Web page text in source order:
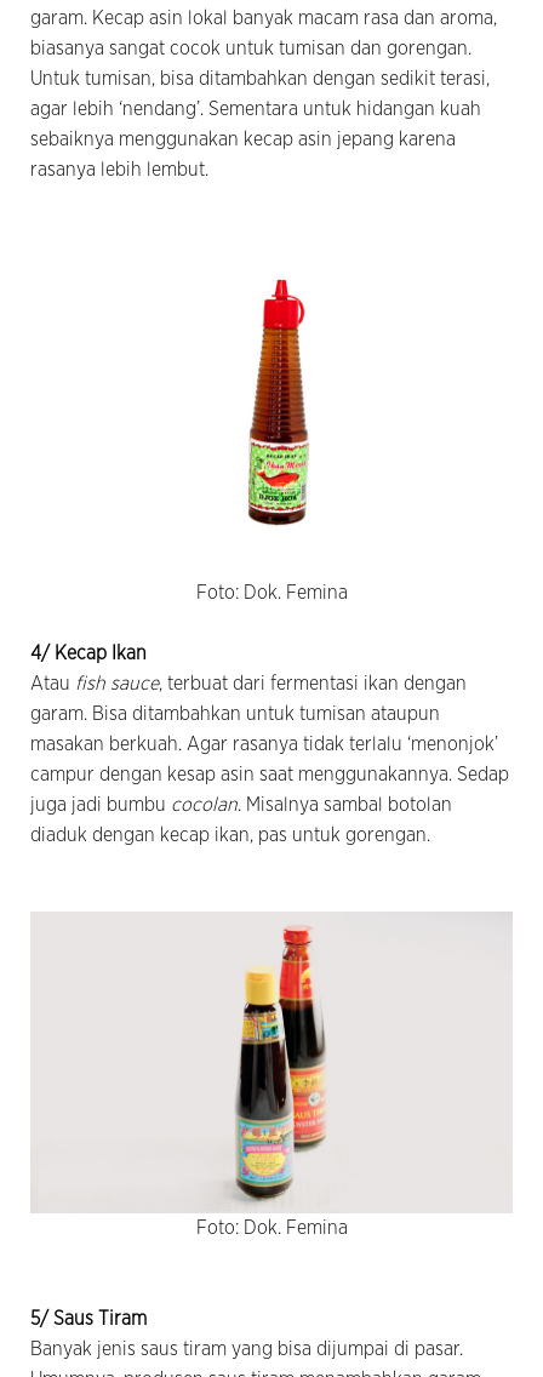
garam. Kecap asin lokal banyak macam rasa dan aroma,
biasanya sangat cocok untuk tumisan dan gorengan.
Untuk tumisan, bisa ditambahkan dengan sedikit terasi,
agar lebih ‘nendang’. Sementara untuk hidangan kuah
sebaiknya menggunakan kecap asin jepang karena
rasanya lebih lembut.
Foto: Dok. Femina
4/ Kecap Ikan
Atau fish sauce, terbuat dari fermentasi ikan dengan
garam. Bisa ditambahkan untuk tumisan ataupun
masakan berkuah. Agar rasanya tidak terlalu ‘menonjok’
campur dengan kesap asin saat menggunakannya. Sedap
juga jadi bumbu cocolan. Misalnya sambal botolan
diaduk dengan kecap ikan, pas untuk gorengan.
Foto: Dok. Femina
5/ Saus Tiram
Banyak jenis saus tiram yang bisa dijumpai di pasar.